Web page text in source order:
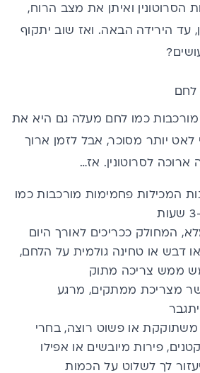
ואיתן את מצב הרוח,
הירידה הבאה. ואז שוב יתקוף
לחם
כמו לחם מעלה גם היא את
לאט יותר מסוכר, אבל לזמן ארוך
ארוכה לסרוטונין. אז…
המכילות פחמימות מורכבות כמו
המחולק ככריכים לאורך היום
דבש או טחינה גולמית על הלחם,
ממש צריכה מתוק
מצריכת ממתקים, מרגע
או פשוט רוצה, בחרי
פירות מיובשים או אפילו
לך לשלוט על הכמות